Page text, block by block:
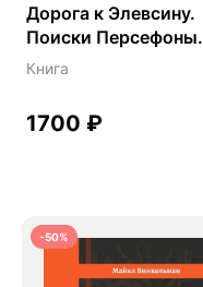
Дорога к Элевсину.
Поиски Персефоны.
Книга
1700 ₽
-50%